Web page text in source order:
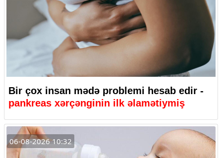
Bir çox insan mədə problemi hesab edir -
pankreas xərçənginin ilk əlamətiymiş
06-08-2026 10:32